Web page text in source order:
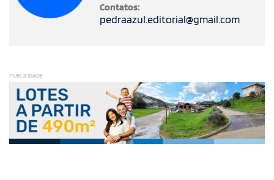
Contatos:
pedraazul.editorial@gmail.com
PUBLICIDADE